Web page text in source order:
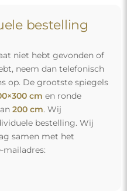
bestelling
niet hebt gevonden of
neem dan telefonisch
op. De grootste spiegels
cm en ronde
200 cm. Wij
bestelling. Wij
samen met het